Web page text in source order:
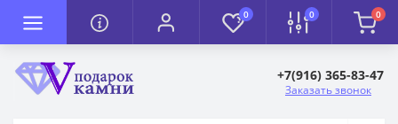
0 0 0
+7(916) 365-83-47
Заказать звонок